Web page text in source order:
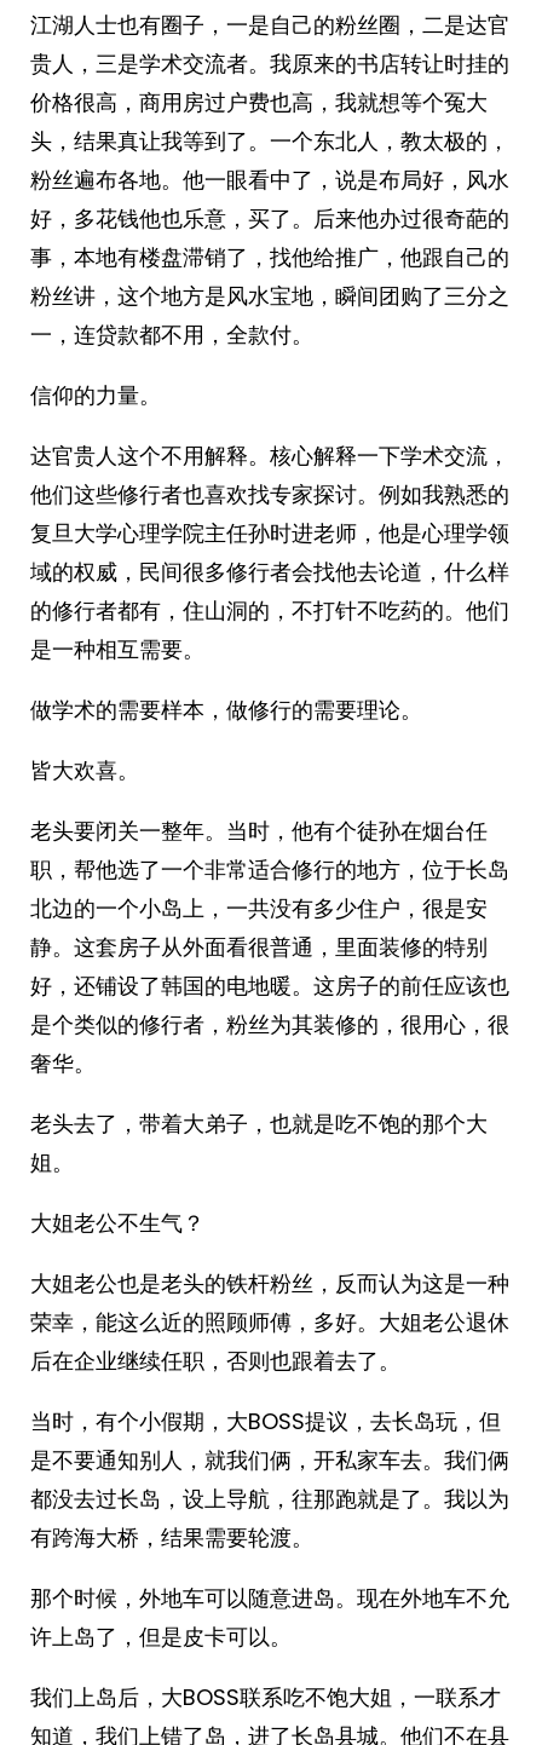
江湖人士也有圈子，一是自己的粉丝圈，二是达官
贵人，三是学术交流者。我原来的书店转让时挂的
价格很高，商用房过户费也高，我就想等个冤大
头，结果真让我等到了。一个东北人，教太极的，
粉丝遍布各地。他一眼看中了，说是布局好，风水
好，多花钱他也乐意，买了。后来他办过很奇葩的
事，本地有楼盘滞销了，找他给推广，他跟自己的
粉丝讲，这个地方是风水宝地，瞬间团购了三分之
一，连贷款都不用，全款付。
信仰的力量。
达官贵人这个不用解释。核心解释一下学术交流，
他们这些修行者也喜欢找专家探讨。例如我熟悉的
复旦大学心理学院主任孙时进老师，他是心理学领
域的权威，民间很多修行者会找他去论道，什么样
的修行者都有，住山洞的，不打针不吃药的。他们
是一种相互需要。
做学术的需要样本，做修行的需要理论。
皆大欢喜。
老头要闭关一整年。当时，他有个徒孙在烟台任
职，帮他选了一个非常适合修行的地方，位于长岛
北边的一个小岛上，一共没有多少住户，很是安
静。这套房子从外面看很普通，里面装修的特别
好，还铺设了韩国的电地暖。这房子的前任应该也
是个类似的修行者，粉丝为其装修的，很用心，很
奢华。
老头去了，带着大弟子，也就是吃不饱的那个大
姐。
大姐老公不生气？
大姐老公也是老头的铁杆粉丝，反而认为这是一种
荣幸，能这么近的照顾师傅，多好。大姐老公退休
后在企业继续任职，否则也跟着去了。
当时，有个小假期，大BOSS提议，去长岛玩，但
是不要通知别人，就我们俩，开私家车去。我们俩
都没去过长岛，设上导航，往那跑就是了。我以为
有跨海大桥，结果需要轮渡。
那个时候，外地车可以随意进岛。现在外地车不允
许上岛了，但是皮卡可以。
我们上岛后，大BOSS联系吃不饱大姐，一联系才
知道，我们上错了岛，进了长岛县城。他们不在县